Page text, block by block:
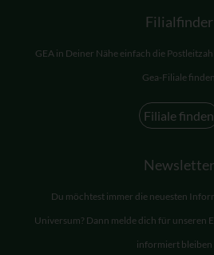
Filialfinder
GEA in Deiner Nähe einfach die
Gea-Filiale finden
Filiale finden
Newsletter
Du möchtest immer die neuesten
Universum? Dann melde dich für unseren
informiert bleiben